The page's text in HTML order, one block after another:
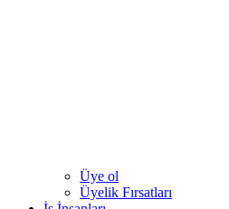
Üye ol
Üyelik Fırsatları